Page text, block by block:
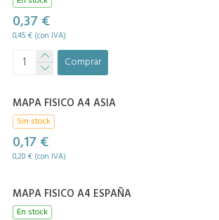
0,37 €
0,45 € (con IVA)
Comprar
MAPA FISICO A4 ASIA
Sin stock
0,17 €
0,20 € (con IVA)
MAPA FISICO A4 ESPAÑA
En stock